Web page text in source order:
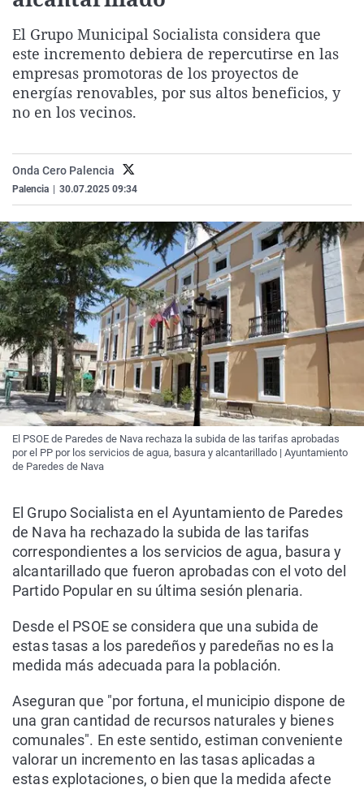
Gente viajera
Como el perro y el
Retornados
Equipo de
Operación Viuda
Galicia
La Rioja
Navarra
Televisión
Elecciones
El Grupo Municipal Socialista considera que
este incremento debiera de repercutirse en las
empresas promotoras de los proyectos de
energías renovables, por sus altos beneficios, y
no en los vecinos.
Onda Cero Palencia
Palencia 30.07.2025 09:34
El PSOE de Paredes de Nava rechaza la subida de las tarifas aprobadas
por el PP por los servicios de agua, basura y alcantarillado | Ayuntamiento
de Paredes de Nava
El Grupo Socialista en el Ayuntamiento de Paredes
de Nava ha rechazado la subida de las tarifas
correspondientes a los servicios de agua, basura y
alcantarillado que fueron aprobadas con el voto del
Partido Popular en su última sesión plenaria.
Desde el PSOE se considera que una subida de
estas tasas a los paredeños y paredeñas no es la
medida más adecuada para la población.
Aseguran que "por fortuna, el municipio dispone de
una gran cantidad de recursos naturales y bienes
comunales". En este sentido, estiman conveniente
valorar un incremento en las tasas aplicadas a
estas explotaciones, o bien que la medida afecte